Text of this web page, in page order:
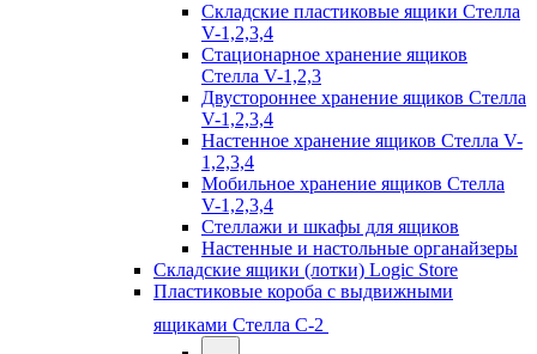
Складские пластиковые ящики Стелла
V-1,2,3,4
Стационарное хранение ящиков
Стелла V-1,2,3
Двустороннее хранение ящиков Стелла
V-1,2,3,4
Настенное хранение ящиков Стелла V-
1,2,3,4
Мобильное хранение ящиков Стелла
V-1,2,3,4
Стеллажи и шкафы для ящиков
Настенные и настольные органайзеры
Складские ящики (лотки) Logiс Store
Пластиковые короба с выдвижными
ящиками Стелла С-2